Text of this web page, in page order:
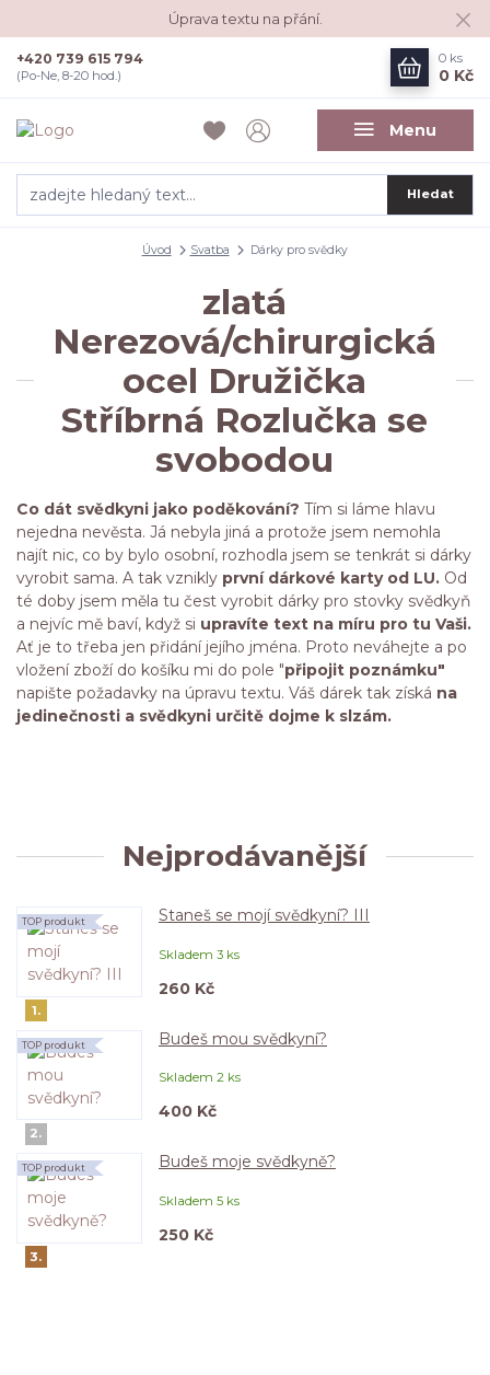
Úprava textu na přání.
Menu
Hledat
+420 739 615 794
(Po-Ne, 8-20 hod.)
0 ks
0 Kč
Úvod Svatba Dárky pro svědky
zlatá
Nerezová/chirurgická
ocel Družička
Stříbrná Rozlučka se
svobodou
Co dát svědkyni jako poděkování? Tím si láme hlavu
nejedna nevěsta. Já nebyla jiná a protože jsem nemohla
najít nic, co by bylo osobní, rozhodla jsem se tenkrát si dárky
vyrobit sama. A tak vznikly první dárkové karty od LU. Od
té doby jsem měla tu čest vyrobit dárky pro stovky svědkyň
a nejvíc mě baví, když si upravíte text na míru pro tu Vaši.
Ať je to třeba jen přidání jejího jména. Proto neváhejte a po
vložení zboží do košíku mi do pole "připojit poznámku"
napište požadavky na úpravu textu. Váš dárek tak získá na
jedinečnosti a svědkyni určitě dojme k slzám.
Nejprodávanější
1.
Staneš se mojí svědkyní? III
Skladem 3 ks
TOP produkt
260 Kč
2.
Budeš mou svědkyní?
Skladem 2 ks
TOP produkt
400 Kč
3.
Budeš moje svědkyně?
Skladem 5 ks
TOP produkt
250 Kč